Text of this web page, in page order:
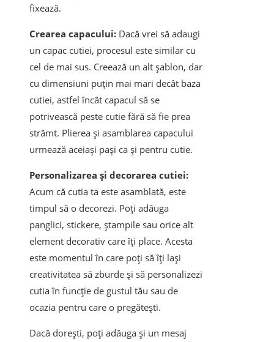
fixează.
Crearea capacului: Dacă vrei să adaugi
un capac cutiei, procesul este similar cu
cel de mai sus. Creează un alt șablon, dar
cu dimensiuni puțin mai mari decât baza
cutiei, astfel încât capacul să se
potrivească peste cutie fără să fie prea
strâmt. Plierea și asamblarea capacului
urmează aceiași pași ca și pentru cutie.
Personalizarea și decorarea cutiei:
Acum că cutia ta este asamblată, este
timpul să o decorezi. Poți adăuga
panglici, stickere, ștampile sau orice alt
element decorativ care îți place. Acesta
este momentul în care poți să îți lași
creativitatea să zburde și să personalizezi
cutia în funcție de gustul tău sau de
ocazia pentru care o pregătești.
Dacă dorești, poți adăuga și un mesaj